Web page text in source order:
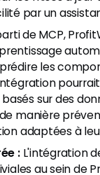
par un
de MCP,
les
sur des
manière
adaptées à
:L'intégration
au sein de